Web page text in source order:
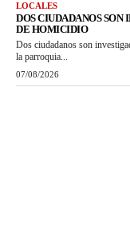
LOCALES
DOS CIUDADANOS SON
DE HOMICIDIO
Dos ciudadanos son
la parroquia...
07/08/2026